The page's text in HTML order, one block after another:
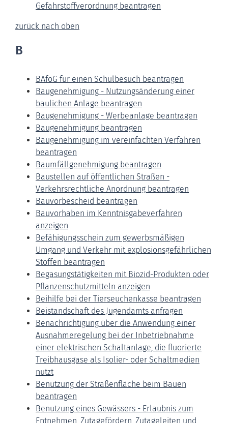
Gefahrstoffverordnung beantragen
zurück nach oben
B
BAföG für einen Schulbesuch beantragen
Baugenehmigung - Nutzungsänderung einer
baulichen Anlage beantragen
Baugenehmigung - Werbeanlage beantragen
Baugenehmigung beantragen
Baugenehmigung im vereinfachten Verfahren
beantragen
Baumfällgenehmigung beantragen
Baustellen auf öffentlichen Straßen -
Verkehrsrechtliche Anordnung beantragen
Bauvorbescheid beantragen
Bauvorhaben im Kenntnisgabeverfahren
anzeigen
Befähigungsschein zum gewerbsmäßigen
Umgang und Verkehr mit explosionsgefährlichen
Stoffen beantragen
Begasungstätigkeiten mit Biozid-Produkten oder
Pflanzenschutzmitteln anzeigen
Beihilfe bei der Tierseuchenkasse beantragen
Beistandschaft des Jugendamts anfragen
Benachrichtigung über die Anwendung einer
Ausnahmeregelung bei der Inbetriebnahme
einer elektrischen Schaltanlage, die fluorierte
Treibhausgase als Isolier- oder Schaltmedien
nutzt
Benutzung der Straßenfläche beim Bauen
beantragen
Benutzung eines Gewässers - Erlaubnis zum
Entnehmen, Zutagefördern, Zutageleiten und